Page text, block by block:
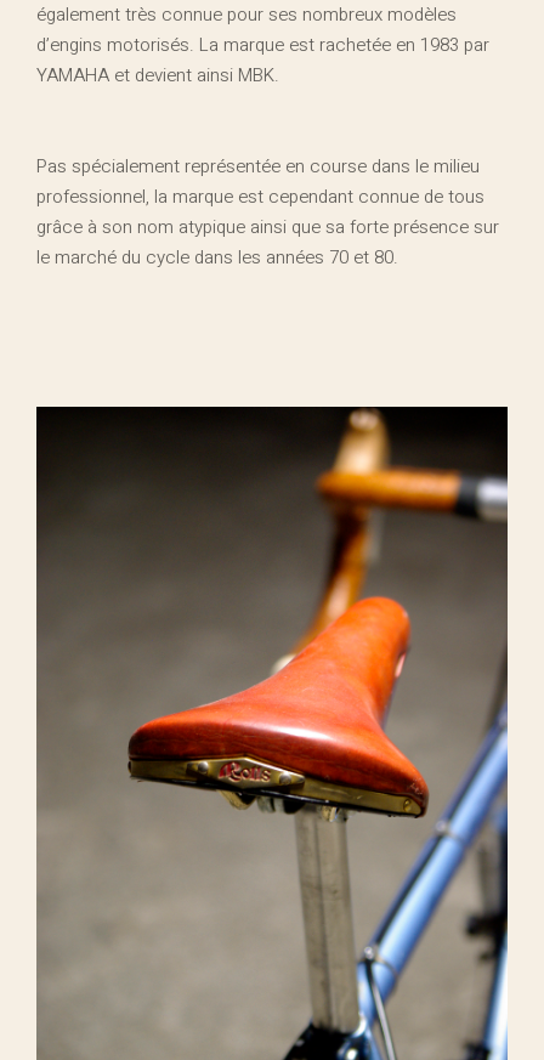
également très connue pour ses nombreux modèles
d’engins motorisés. La marque est rachetée en 1983 par
YAMAHA et devient ainsi MBK.
Pas spécialement représentée en course dans le milieu
professionnel, la marque est cependant connue de tous
grâce à son nom atypique ainsi que sa forte présence sur
le marché du cycle dans les années 70 et 80.